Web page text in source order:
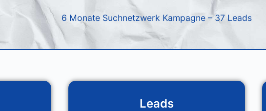
6 Monate Suchnetzwerk Kampagne – 37 Leads
Leads